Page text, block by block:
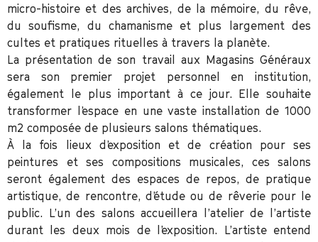
micro-histoire et des archives, de la mémoire, du rêve,
du soufisme, du chamanisme et plus largement des
cultes et pratiques rituelles à travers la planète.
La présentation de son travail aux Magasins Généraux
sera son premier projet personnel en institution,
également le plus important à ce jour. Elle souhaite
transformer l’espace en une vaste installation de 1000
m2 composée de plusieurs salons thématiques.
À la fois lieux d’exposition et de création pour ses
peintures et ses compositions musicales, ces salons
seront également des espaces de repos, de pratique
artistique, de rencontre, d’étude ou de rêverie pour le
public. L’un des salons accueillera l’atelier de l’artiste
durant les deux mois de l’exposition. L’artiste entend